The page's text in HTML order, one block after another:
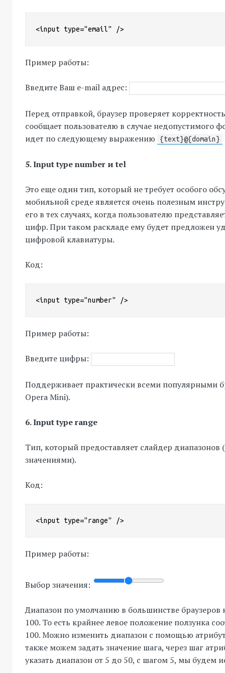
<input type="email" />
Пример работы:
Введите Ваш e-mail адрес:
Перед отправкой, браузер проверяет
сообщает пользователю в случае недопустимого
идет по следующему выражению
{text}@{domain}
5. Input type number и tel
Это еще один тип, который не требует особого
мобильной среде является очень полезным
его в тех случаях, когда пользователю
цифр. При таком раскладе ему будет предложен
цифровой клавиатуры.
Код:
<input type="number" />
Пример работы:
Введите цифры:
Поддерживает практически всеми популярными
Opera Mini).
6. Input type range
Тип, который предоставляет слайдер диапазонов
значениями).
Код:
<input type="range" />
Пример работы:
Выбор значения:
Диапазон по умолчанию в большинстве браузеров
100. То есть крайнее левое положение ползунка
100. Можно изменить диапазон с помощью
также можем задать значение шага, через шаг
указать диапазон от 5 до 50, с шагом 5, мы будем